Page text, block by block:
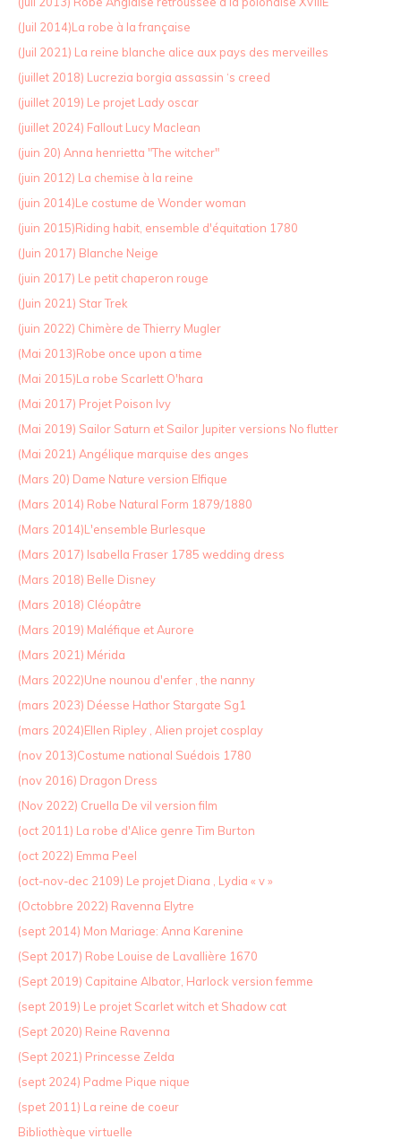
(Juil 2014)La robe à la française
(Juil 2021) La reine blanche alice aux pays des merveilles
(juillet 2018) Lucrezia borgia assassin ‘s creed
(juillet 2019) Le projet Lady oscar
(juillet 2024) Fallout Lucy Maclean
(juin 20) Anna henrietta "The witcher"
(juin 2012) La chemise à la reine
(juin 2014)Le costume de Wonder woman
(juin 2015)Riding habit, ensemble d'équitation 1780
(Juin 2017) Blanche Neige
(juin 2017) Le petit chaperon rouge
(Juin 2021) Star Trek
(juin 2022) Chimère de Thierry Mugler
(Mai 2013)Robe once upon a time
(Mai 2015)La robe Scarlett O'hara
(Mai 2017) Projet Poison Ivy
(Mai 2019) Sailor Saturn et Sailor Jupiter versions No flutter
(Mai 2021) Angélique marquise des anges
(Mars 20) Dame Nature version Elfique
(Mars 2014) Robe Natural Form 1879/1880
(Mars 2014)L'ensemble Burlesque
(Mars 2017) Isabella Fraser 1785 wedding dress
(Mars 2018) Belle Disney
(Mars 2018) Cléopâtre
(Mars 2019) Maléfique et Aurore
(Mars 2021) Mérida
(Mars 2022)Une nounou d'enfer , the nanny
(mars 2023) Déesse Hathor Stargate Sg1
(mars 2024)Ellen Ripley , Alien projet cosplay
(nov 2013)Costume national Suédois 1780
(nov 2016) Dragon Dress
(Nov 2022) Cruella De vil version film
(oct 2011) La robe d'Alice genre Tim Burton
(oct 2022) Emma Peel
(oct-nov-dec 2109) Le projet Diana , Lydia « v »
(Octobbre 2022) Ravenna Elytre
(sept 2014) Mon Mariage: Anna Karenine
(Sept 2017) Robe Louise de Lavallière 1670
(Sept 2019) Capitaine Albator, Harlock version femme
(sept 2019) Le projet Scarlet witch et Shadow cat
(Sept 2020) Reine Ravenna
(Sept 2021) Princesse Zelda
(sept 2024) Padme Pique nique
(spet 2011) La reine de coeur
Bibliothèque virtuelle